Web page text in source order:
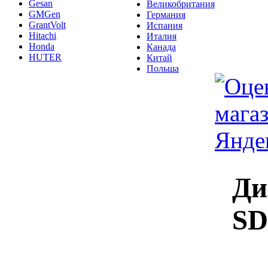
Gesan
GMGen
GrantVolt
Hitachi
Honda
HUTER
Великобритания
Германия
Испания
Италия
Канада
Китай
Польша